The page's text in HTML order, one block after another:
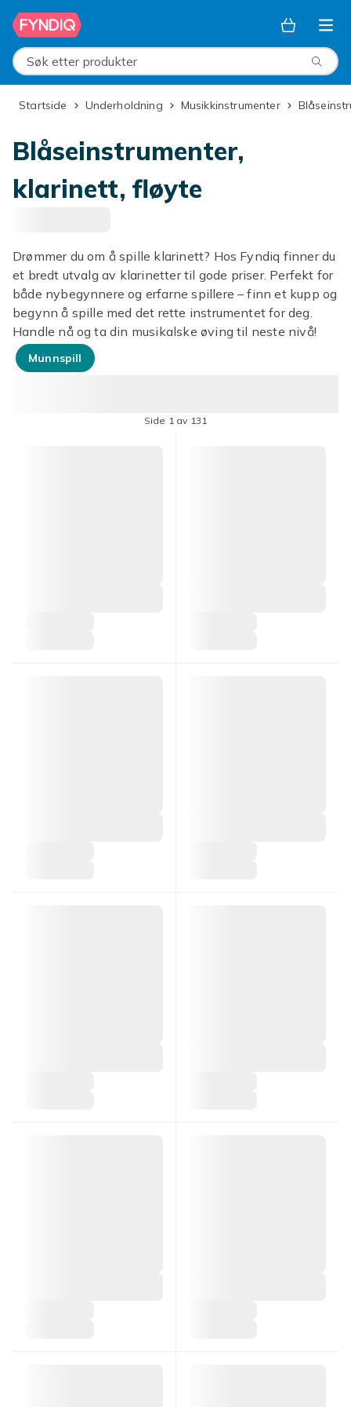
Hopp til hovedinnhold
Søk etter produkter
Startside Underholdning Musikkinstrumenter
Blåseinstrumenter,
klarinett, fløyte
Drømmer du om å spille klarinett? Hos Fyndiq finner du
et bredt utvalg av klarinetter til gode priser. Perfekt for
både nybegynnere og erfarne spillere – finn et kupp og
begynn å spille med det rette instrumentet for deg.
Handle nå og ta din musikalske øving til neste nivå!
Munnspill
Side 1 av 131